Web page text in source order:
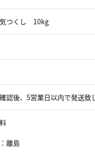
つくし 10kg
認後、5営業日以内で発送致
離島